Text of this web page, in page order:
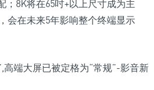
；8K将在65吋+以上尺寸成为主
会在未来5年影响整个终端显示